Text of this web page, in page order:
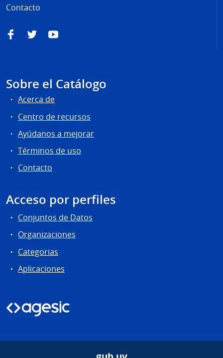
Contacto
FacebookTwitterYouTube
Sobre el Catálogo
Acerca de
Centro de recursos
Ayúdanos a mejorar
Términos de uso
Contacto
Acceso por perfiles
Conjuntos de Datos
Organizaciones
Categorias
Aplicaciones